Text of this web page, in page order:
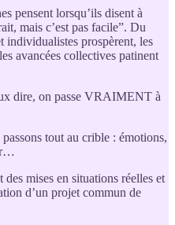
pensent lorsqu’ils disent à
mais c’est pas facile”. Du
individualistes prospèrent, les
avancées collectives patinent
dire, on passe VRAIMENT à
tout au crible : émotions,
mises en situations réelles et
d’un projet commun de